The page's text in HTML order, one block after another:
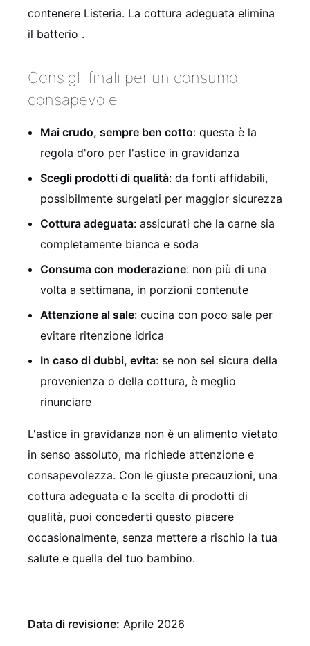
contenere Listeria. La cottura adeguata elimina
il batterio .
Consigli finali per un consumo
consapevole
Mai crudo, sempre ben cotto: questa è la
regola d'oro per l'astice in gravidanza
Scegli prodotti di qualità: da fonti affidabili,
possibilmente surgelati per maggior sicurezza
Cottura adeguata: assicurati che la carne sia
completamente bianca e soda
Consuma con moderazione: non più di una
volta a settimana, in porzioni contenute
Attenzione al sale: cucina con poco sale per
evitare ritenzione idrica
In caso di dubbi, evita: se non sei sicura della
provenienza o della cottura, è meglio
rinunciare
L'astice in gravidanza non è un alimento vietato
in senso assoluto, ma richiede attenzione e
consapevolezza. Con le giuste precauzioni, una
cottura adeguata e la scelta di prodotti di
qualità, puoi concederti questo piacere
occasionalmente, senza mettere a rischio la tua
salute e quella del tuo bambino.
Data di revisione: Aprile 2026